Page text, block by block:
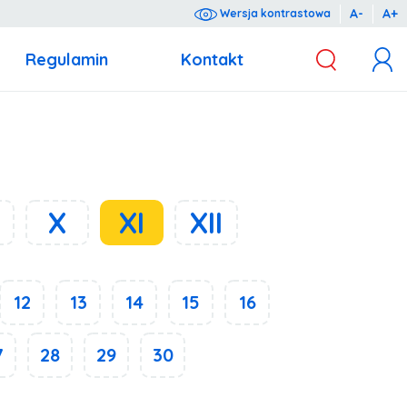
Wersja kontrastowa A- A+
Regulamin Kontakt
X XI XII
12 13 14 15 16
28 29 30